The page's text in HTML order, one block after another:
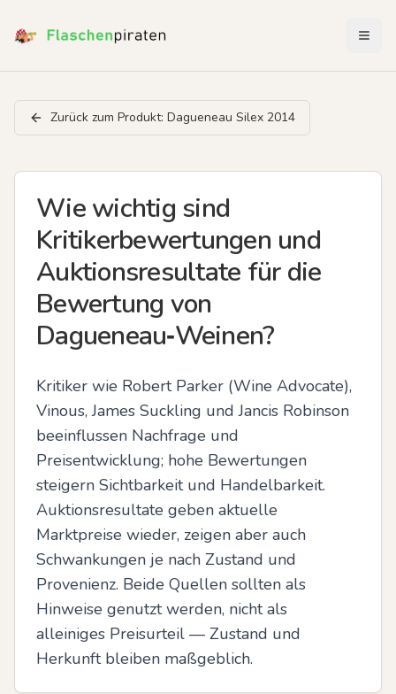
Zurück zum Produkt: Dagueneau Silex 2014
Wie wichtig sind
Kritikerbewertungen und
Auktionsresultate für die
Bewertung von
Dagueneau‑Weinen?
Kritiker wie Robert Parker (Wine Advocate),
Vinous, James Suckling und Jancis Robinson
beeinflussen Nachfrage und
Preisentwicklung; hohe Bewertungen
steigern Sichtbarkeit und Handelbarkeit.
Auktionsresultate geben aktuelle
Marktpreise wieder, zeigen aber auch
Schwankungen je nach Zustand und
Provenienz. Beide Quellen sollten als
Hinweise genutzt werden, nicht als
alleiniges Preisurteil — Zustand und
Herkunft bleiben maßgeblich.